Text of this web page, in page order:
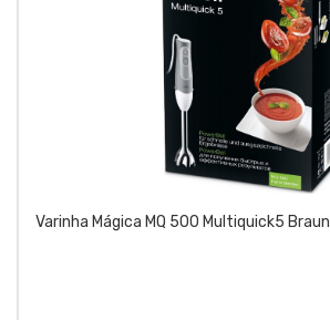
Varinha Mágica MQ 500 Multiquick5 Braun